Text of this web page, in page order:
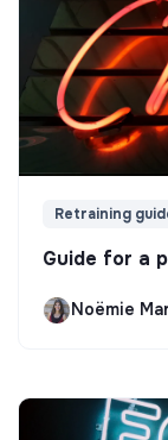
Retraining
Guide for a
Noëmie